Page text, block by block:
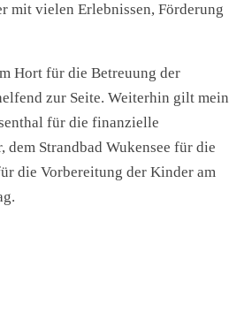
mit vielen Erlebnissen, Förderung
Hort für die Betreuung der
zur Seite. Weiterhin gilt mein
für die finanzielle
Strandbad Wukensee für die
die Vorbereitung der Kinder am